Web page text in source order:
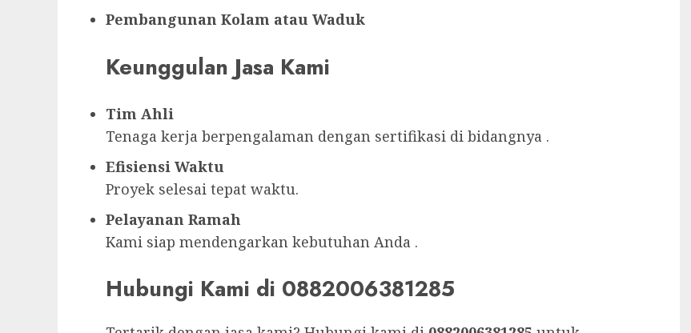
Pembangunan Kolam atau Waduk
Keunggulan Jasa Kami
Tim Ahli
Tenaga kerja berpengalaman dengan sertifikasi di bidangnya .
Efisiensi Waktu
Proyek selesai tepat waktu.
Pelayanan Ramah
Kami siap mendengarkan kebutuhan Anda .
Hubungi Kami di 0882006381285